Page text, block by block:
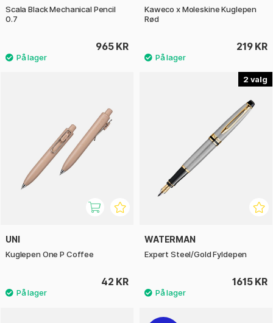
Scala Black Mechanical Pencil
0.7
965 KR
Kaweco x Moleskine Kuglepen
Rød
219 KR
UNI
Kuglepen One P Coffee
42 KR
2
WATERMAN
Expert Steel/Gold Fyldepen
1615 KR